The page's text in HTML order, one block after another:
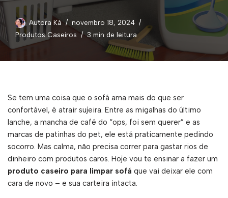
Autora Ká
novembro 18, 2024
Produtos Caseiros
3 min de leitura
Se tem uma coisa que o sofá ama mais do que ser
confortável, é atrair sujeira. Entre as migalhas do último
lanche, a mancha de café do “ops, foi sem querer” e as
marcas de patinhas do pet, ele está praticamente pedindo
socorro. Mas calma, não precisa correr para gastar rios de
dinheiro com produtos caros. Hoje vou te ensinar a fazer um
produto caseiro para limpar sofá que vai deixar ele com
cara de novo – e sua carteira intacta.